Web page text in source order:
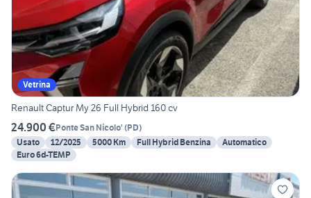
Vetrina
Renault Captur My 26 Full Hybrid 160 cv
24.900 €Ponte San Nicolo' (PD)
Usato
12/2025 5000 Km Full Hybrid Benzina
Automatico
Euro 6d-TEMP